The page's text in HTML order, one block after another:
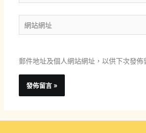
子
郵
件
*
站
址
郵件地址及個人網站網址，以供下次發佈